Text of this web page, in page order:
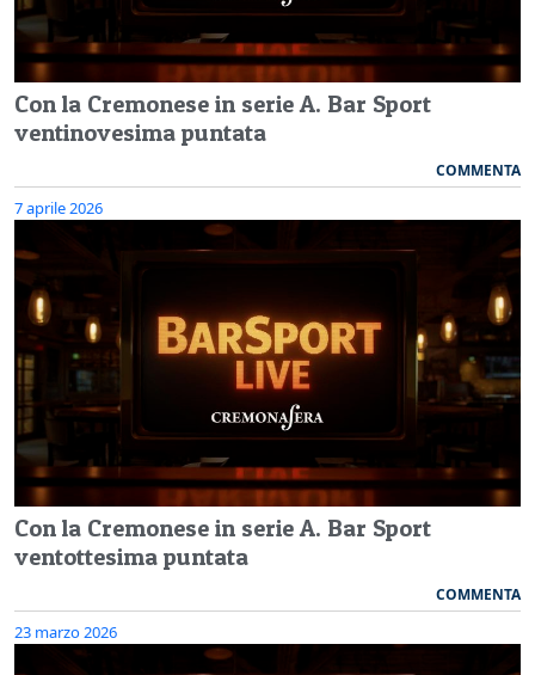
Con la Cremonese in serie A. Bar Sport
ventinovesima puntata
COMMENTA
7 aprile 2026
Con la Cremonese in serie A. Bar Sport
ventottesima puntata
COMMENTA
23 marzo 2026